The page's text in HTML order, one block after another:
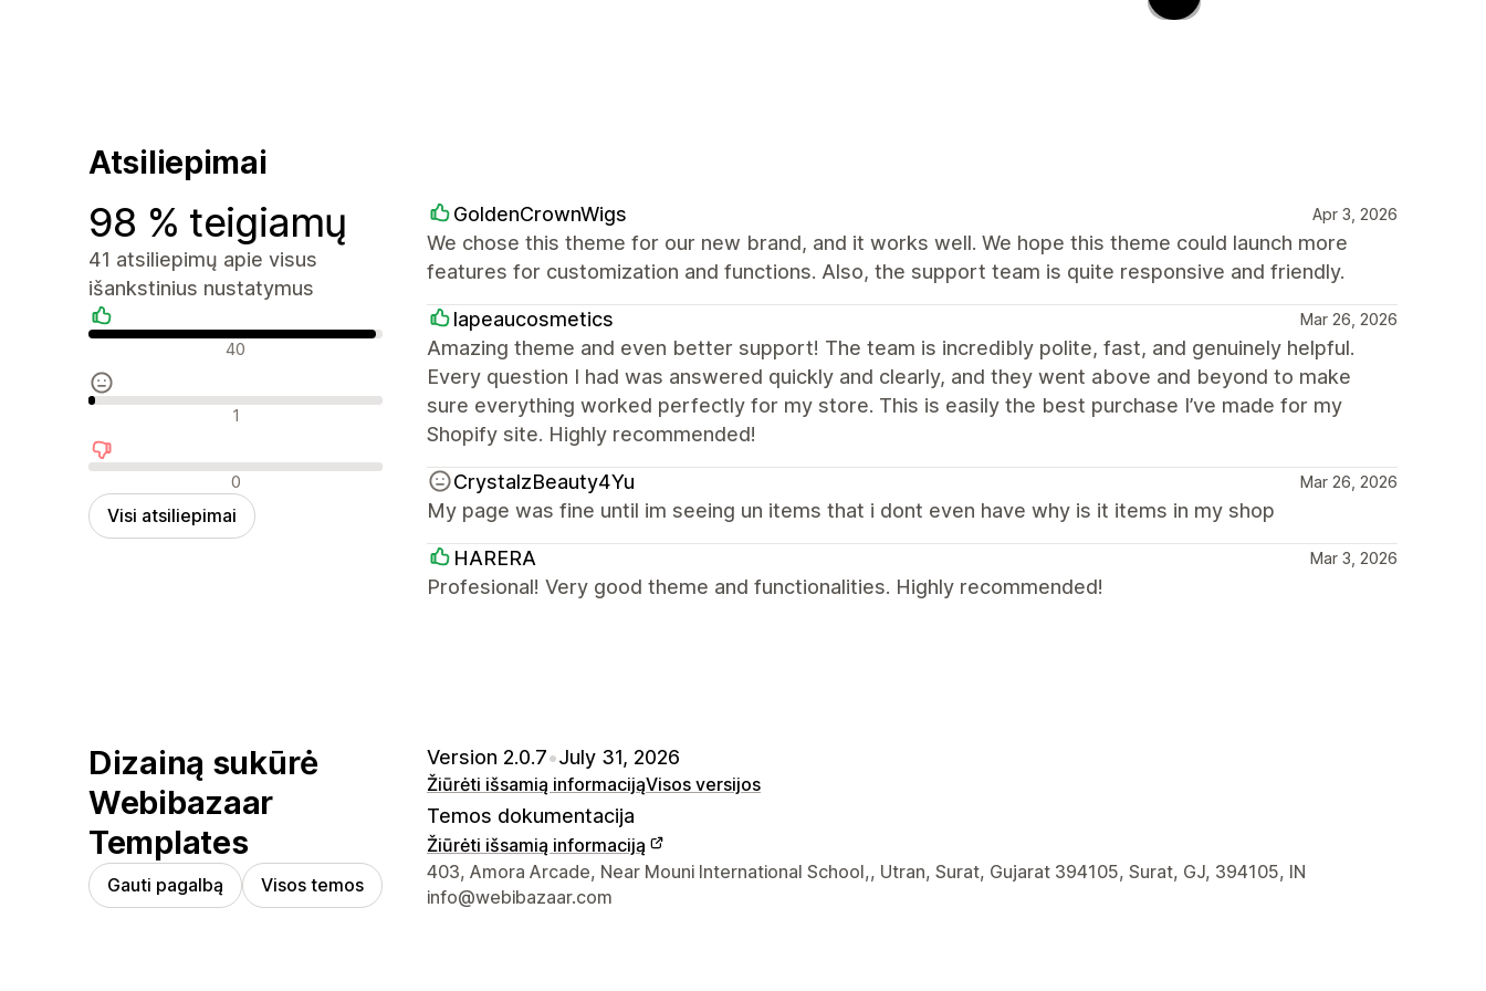
Atsiliepimai
98 % teigiamų
41 atsiliepimų apie visus
išankstinius nustatymus
Teigiami atsiliepimai
40
Neutralūs atsiliepimai
1
Neigiami atsiliepimai
0
Visi atsiliepimai
GoldenCrownWigs Apr 3, 2026
We chose this theme for our new brand, and it works well. We hope this theme could launch more
features for customization and functions. Also, the support team is quite responsive and friendly.
lapeaucosmetics Mar 26, 2026
Amazing theme and even better support! The team is incredibly polite, fast, and genuinely helpful.
Every question I had was answered quickly and clearly, and they went above and beyond to make
sure everything worked perfectly for my store. This is easily the best purchase I’ve made for my
Shopify site. Highly recommended!
CrystalzBeauty4Yu Mar 26, 2026
My page was fine until im seeing un items that i dont even have why is it items in my shop
HARERA Mar 3, 2026
Profesional! Very good theme and functionalities. Highly recommended!
Dizainą sukūrė
Webibazaar
Templates
Gauti pagalbą Visos temos
Version 2.0.7•July 31, 2026
Žiūrėti išsamią informacijąVisos versijos
Temos dokumentacija
Žiūrėti išsamią informaciją
Kūrėjo kontaktiniai duomenys
403, Amora Arcade, Near Mouni International School,, Utran, Surat, Gujarat 394105, Surat, GJ, 394105, IN
info@webibazaar.com